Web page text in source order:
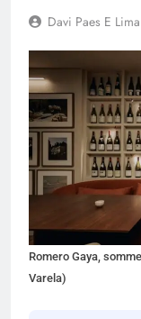
Davi Paes E Lima
Romero Gaya,
Varela)